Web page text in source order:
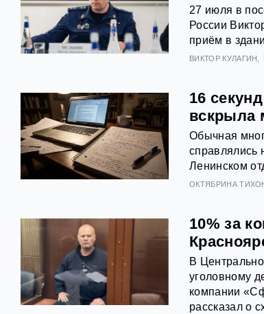
27 июля в
России
приём в
ВИКТОР КУЛАГИН
16
вскрыла
Обычная
справлялись
Ленинском
ОКТЯБРИНА
10% за
В
уголовному
компании
рассказал о